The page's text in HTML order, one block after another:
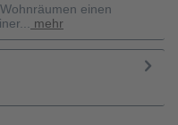
einen
mehr